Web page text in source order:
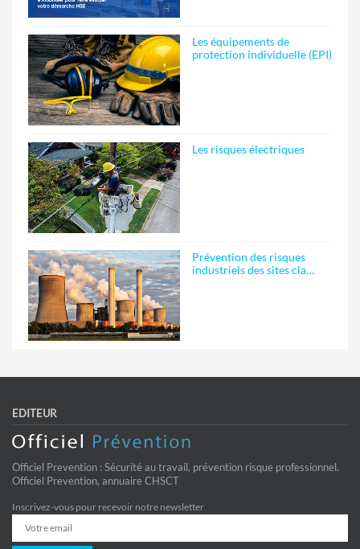
Les équipements de
protection individuelle (EPI)
Les risques électriques
Prévention des risques
industriels des sites cla…
EDITEUR
Officiel Prevention : Sécurité au travail, prévention risque professionnel.
Officiel Prevention, annuaire CHSCT
Inscrivez-vous pour recevoir notre newsletter